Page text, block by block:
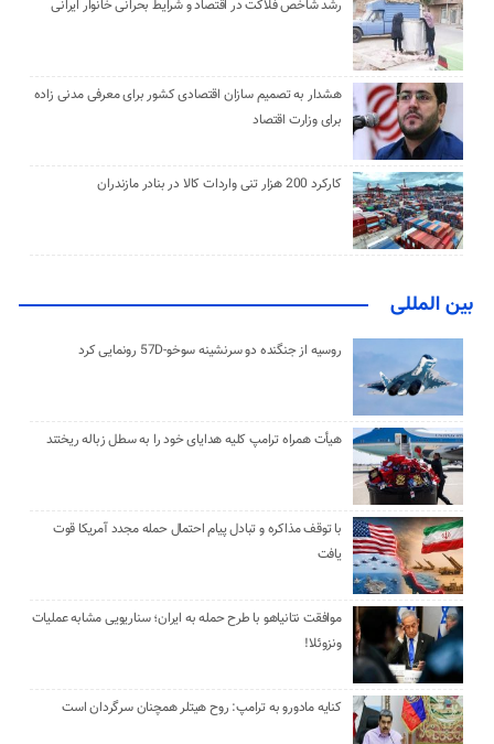
رشد شاخص فلاکت در اقتصاد و شرایط بحرانی خانوار ایرانی
هشدار به تصمیم سازان اقتصادی کشور برای معرفی مدنی زاده
برای وزارت اقتصاد
کارکرد 200 هزار تنی واردات کالا در بنادر مازندران
بین المللی
روسیه از جنگنده دو سرنشینه سوخو-57D رونمایی کرد
هیأت همراه ترامپ کلیه هدایای خود را به سطل زباله ریختند
با توقف مذاکره و تبادل پیام احتمال حمله مجدد آمریکا قوت
یافت
موافقت نتانیاهو با طرح حمله به ایران؛ سناریویی مشابه عملیات
ونزوئلا!
کنایه مادورو به ترامپ: روح هیتلر همچنان سرگردان است